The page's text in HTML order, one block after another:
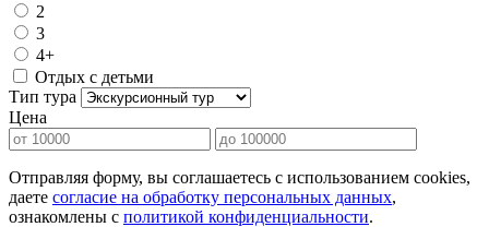
2
3
4+
Отдых с детьми
Тип тура
Цена
Отправляя форму, вы соглашаетесь с использованием cookies,
даете согласие на обработку персональных данных,
ознакомлены с политикой конфиденциальности.